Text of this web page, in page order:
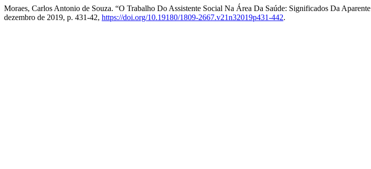
Moraes, Carlos Antonio de Souza. “O Trabalho Do Assistente Social Na Área Da Saúde: Significados Da
dezembro de 2019, p. 431-42, https://doi.org/10.19180/1809-2667.v21n32019p431-442.